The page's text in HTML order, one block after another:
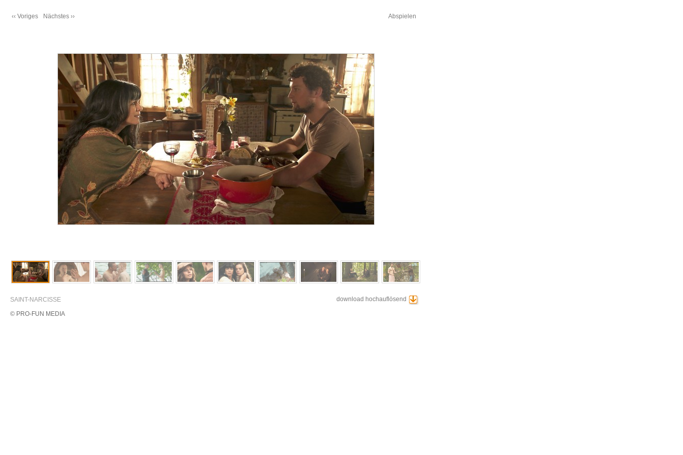
Abspielen
‹‹ Voriges Nächstes ››
download hochauflösend
SAINT-NARCISSE
© PRO-FUN MEDIA